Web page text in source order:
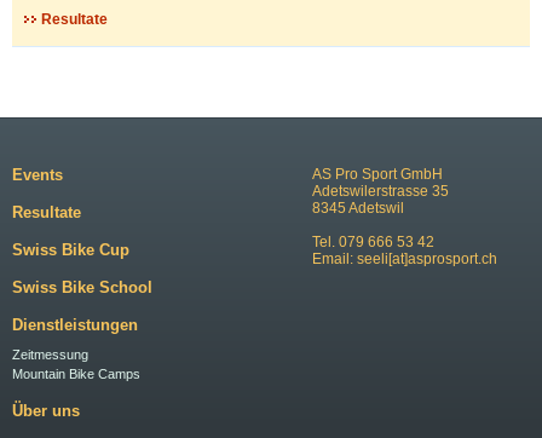
Resultate
AS Pro Sport GmbH
Adetswilerstrasse 35
8345 Adetswil
Tel. 079 666 53 42
Email: seeli[at]asprosport.ch
Events
Resultate
Swiss Bike Cup
Swiss Bike School
Dienstleistungen
Zeitmessung
Mountain Bike Camps
Über uns